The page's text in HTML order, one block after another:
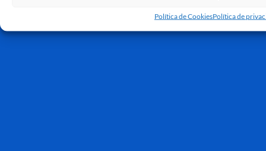
Política de CookiesPolítica de